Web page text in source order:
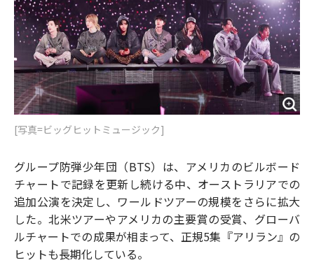
[写真=ビッグヒットミュージック]
グループ防弾少年団（BTS）は、アメリカのビルボード
チャートで記録を更新し続ける中、オーストラリアでの
追加公演を決定し、ワールドツアーの規模をさらに拡大
した。北米ツアーやアメリカの主要賞の受賞、グローバ
ルチャートでの成果が相まって、正規5集『アリラン』の
ヒットも長期化している。